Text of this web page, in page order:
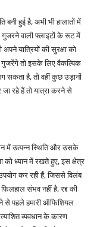
हुई है, अभी भी हालातों में
गुजरने वाली फ्लाइटों के रूट में
यात्रियों की सुरक्षा को
गुजरेंगे तो इसके लिए वैकल्पिक
सकता है, तो वहीं कुछ उड़ानों
रहे हैं तो यात्रा करने से
में उत्पन्न स्थिति और उसके
को ध्यान में रखते हुए, इस क्षेत्र
कर रही हैं, जिससे विलंब
संभव नहीं है, रद्द की
से पहले हमारी ऑफिशियल
व्यवधान के कारण